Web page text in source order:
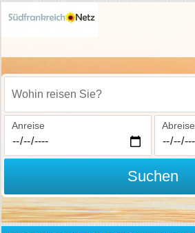
Wohin reisen Sie?
Anreise Abreise
Suchen